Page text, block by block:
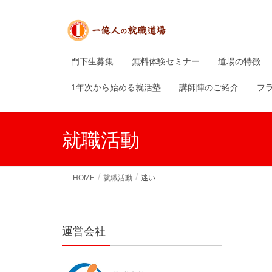
門下生募集 無料体験セミナー 道場の特徴
1年次から始める就活塾 講師陣のご紹介 フ
就職活動
HOME 就職活動 迷い
運営会社